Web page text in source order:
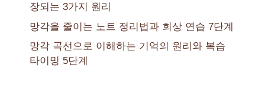
장되는 3가지 원리
망각을 줄이는 노트 정리법과 회상 연습 7단계
망각 곡선으로 이해하는 기억의 원리와 복습
타이밍 5단계